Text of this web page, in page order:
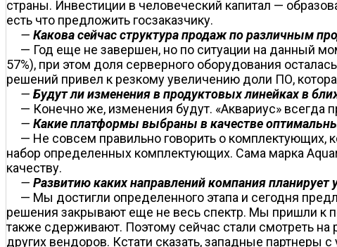
страны. Инвестиции в человеческий капитал —
есть что предложить госзаказчику.
— Какова сейчас структура продаж по различным
— Год еще не завершен, но по ситуации на данный
57%), при этом доля серверного оборудования
решений привел к резкому увеличению доли ПО,
— Будут ли изменения в продуктовых линейках в
— Конечно же, изменения будут. «Аквариус» всегда
— Какие платформы выбраны в качестве
— Не совсем правильно говорить о комплектующих,
набор определенных комплектующих. Сама марка
качеству.
— Развитию каких направлений компания планирует
— Мы достигли определенного этапа и сегодня
решения закрывают еще не весь спектр. Мы пришли к
также сдерживают. Поэтому сейчас стали смотреть
других вендоров. Кстати сказать, западные партнеры